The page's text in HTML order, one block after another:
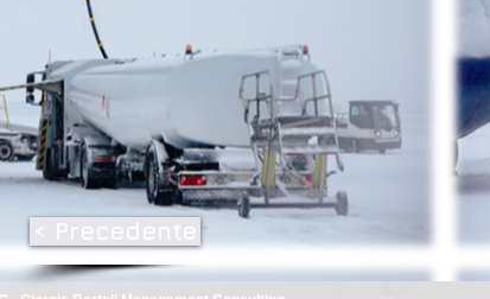
< Precedente